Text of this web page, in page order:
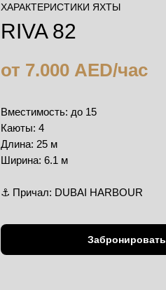
ХАРАКТЕРИСТИКИ ЯХТЫ
RIVA 82
от 7.000 AED/час
Вместимость: до 15
Каюты: 4
Длина: 25 м
Ширина: 6.1 м
⚓️ Причал: DUBAI HARBOUR
Забронировать